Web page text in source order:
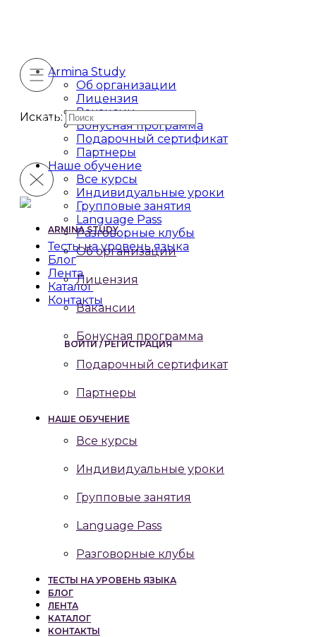
Armina Study
Об организации
Лицензия
Вакансии
Бонусная программа
Подарочный сертификат
Партнеры
Наше обучение
Все курсы
Индивидуальные уроки
Групповые занятия
Language Pass
Разговорные клубы
Тесты на уровень языка
Блог
Лента
Каталог
Контакты
ВОЙТИ / РЕГИСТРАЦИЯ
Искать:
ARMINA STUDY
Об организации
Лицензия
Вакансии
Бонусная программа
Подарочный сертификат
Партнеры
НАШЕ ОБУЧЕНИЕ
Все курсы
Индивидуальные уроки
Групповые занятия
Language Pass
Разговорные клубы
ТЕСТЫ НА УРОВЕНЬ ЯЗЫКА
БЛОГ
ЛЕНТА
КАТАЛОГ
КОНТАКТЫ